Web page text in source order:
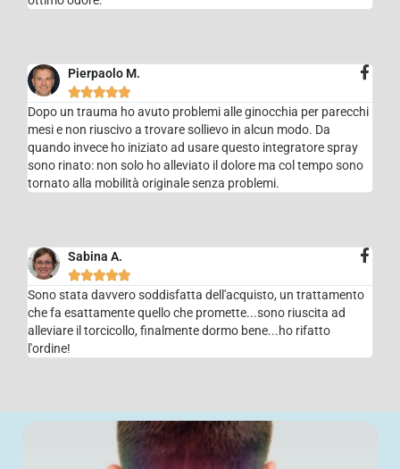
Pierpaolo M.

Dopo un trauma ho avuto problemi alle ginocchia per parecchi
mesi e non riuscivo a trovare sollievo in alcun modo. Da
quando invece ho iniziato ad usare questo integratore spray
sono rinato: non solo ho alleviato il dolore ma col tempo sono
tornato alla mobilità originale senza problemi.
Sabina A.

Sono stata davvero soddisfatta dell'acquisto, un trattamento
che fa esattamente quello che promette...sono riuscita ad
alleviare il torcicollo, finalmente dormo bene...ho rifatto
l'ordine!